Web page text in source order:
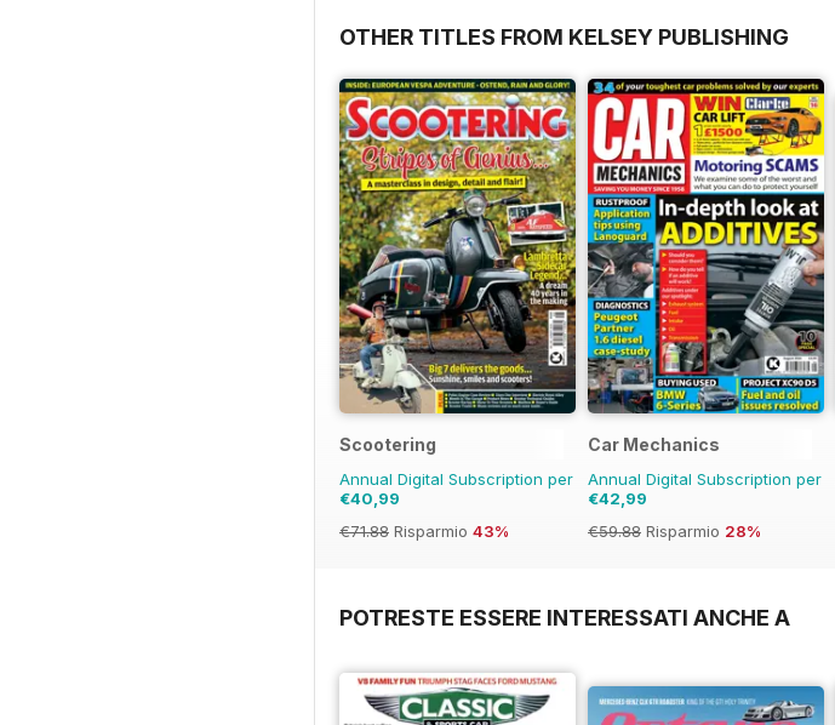
OTHER TITLES FROM KELSEY PUBLISHING
Scootering
Annual Digital Subscription per
€40,99
€71.88 Risparmio 43%
Car Mechanics
Annual Digital Subscription per
€42,99
€59.88 Risparmio 28%
POTRESTE ESSERE INTERESSATI ANCHE A